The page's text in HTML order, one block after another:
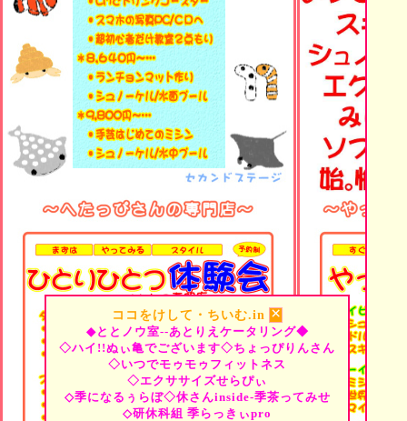
ココをけして・ちいむ.in ×
◆ととノウ室--あとりえケータリング◆
◇ハイ!!ぬぃ亀でございます◇ちょっぴりんさん
◇いつでモゥモゥフィットネス
◇エクササイズせらぴぃ
◇季になるぅらぼ◇休さんinside-季茶ってみせ
◇研休科組 季らっきぃpro